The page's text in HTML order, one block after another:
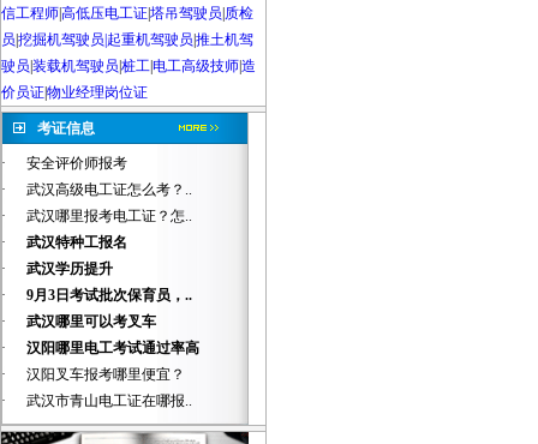
信工程师高低压电工证塔吊驾驶员 质检
员 挖掘机驾驶员|起重机驾驶员 推土机驾
驶员 装载机驾驶员 桩工电工高级技师造
价员证物业经理岗位证
考证信息
·
安全评价师报考
·
武汉高级电工证怎么考？..
·
武汉哪里报考电工证？怎..
·
武汉特种工报名
·
武汉学历提升
·
9月3日考试批次保育员，..
·
武汉哪里可以考叉车
·
汉阳哪里电工考试通过率高
·
汉阳叉车报考哪里便宜？
·
武汉市青山电工证在哪报..